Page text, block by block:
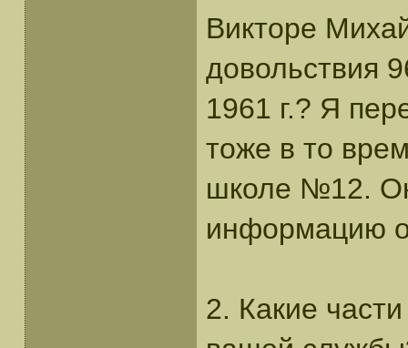
Викторе
довольствия
1961 г.? Я
тоже в то
школе №12.
информацию о
2. Какие